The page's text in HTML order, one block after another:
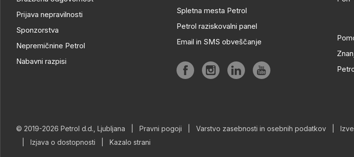
Prijava nepravilnosti
Sponzorstva
Nepremičnine Petrol
Nabavni razpisi
Spletna mesta Petrol
Petrol raziskovalni panel
Email in SMS obveščanje
© 2019-2026 Petrol d.d., Ljubljana Pravni pogoji Varstvo zasebnosti in osebnih podatkov
Izjava o dostopnosti Kazalo strani